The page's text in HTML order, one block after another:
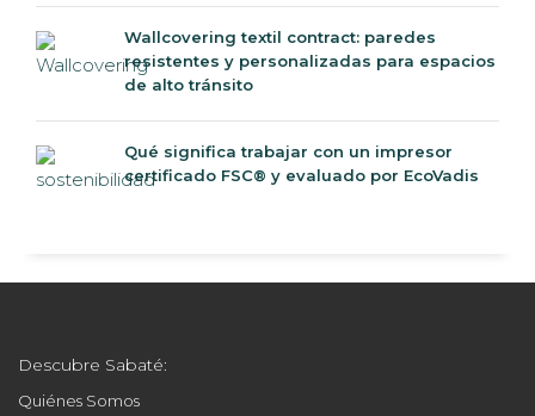
Wallcovering textil contract: paredes
resistentes y personalizadas para espacios
de alto tránsito
Qué significa trabajar con un impresor
certificado FSC® y evaluado por EcoVadis
Descubre Sabaté:
Quiénes Somos